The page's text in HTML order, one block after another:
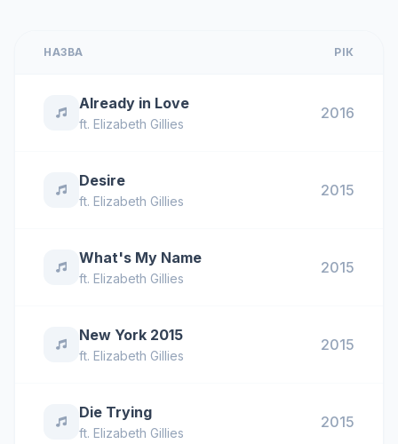
НАЗВА РІК
Already in Love
ft. Elizabeth Gillies
2016
Desire
ft. Elizabeth Gillies
2015
What's My Name
ft. Elizabeth Gillies
2015
New York 2015
ft. Elizabeth Gillies
2015
Die Trying
ft. Elizabeth Gillies
2015